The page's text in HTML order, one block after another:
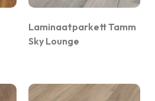
Laminaatparkett Tamm
Sky Lounge